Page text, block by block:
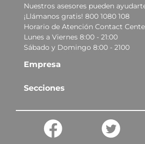
Nuestros asesores pueden
¡Llámanos gratis! 800 1080 108
Horario de Atención Contact
Lunes a Viernes 8:00 - 21:00
Sábado y Domingo 8:00 - 2100
Empresa
Secciones